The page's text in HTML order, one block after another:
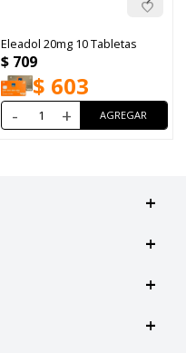
Eleadol 20mg 10 Tabletas
$ 709
$ 603
- +